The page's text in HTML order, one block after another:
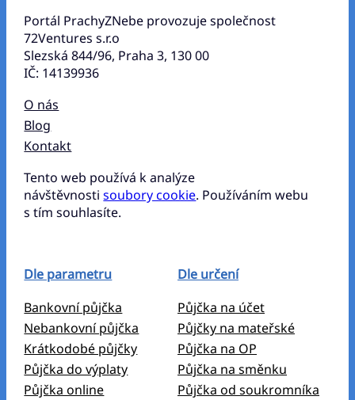
Portál PrachyZNebe provozuje společnost
72Ventures s.r.o
Slezská 844/96, Praha 3, 130 00
IČ: 14139936
O nás
Blog
Kontakt
Tento web používá k analýze
návštěvnostisoubory cookie. Používáním webu
s tím souhlasíte.
Dle parametru
Bankovní půjčka
Nebankovní půjčka
Krátkodobé půjčky
Půjčka do výplaty
Půjčka online
Dle určení
Půjčka na účet
Půjčky na mateřské
Půjčka na OP
Půjčka na směnku
Půjčka od soukromníka